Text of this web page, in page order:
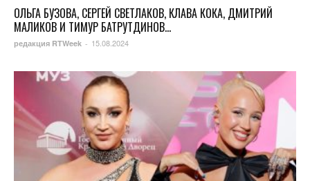
ОЛЬГА БУЗОВА, СЕРГЕЙ СВЕТЛАКОВ, КЛАВА КОКА, ДМИТРИЙ
МАЛИКОВ И ТИМУР БАТРУТДИНОВ...
редакция RTWeek - 15.08.2024